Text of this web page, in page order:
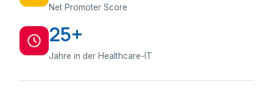
Net Promoter Score
25+
Jahre in der Healthcare-IT